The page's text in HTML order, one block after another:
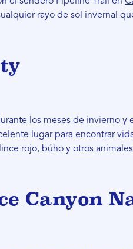
rayo de sol invernal
los meses de invierno y
lugar para encontrar
rojo, búho y otros
Canyon